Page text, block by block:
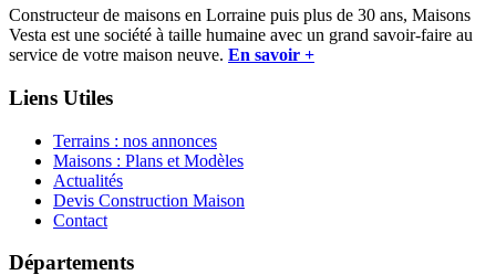
Constructeur de maisons en Lorraine puis plus de 30 ans, Maisons
Vesta est une société à taille humaine avec un grand savoir-faire au
service de votre maison neuve. En savoir +
Liens Utiles
Terrains : nos annonces
Maisons : Plans et Modèles
Actualités
Devis Construction Maison
Contact
Départements